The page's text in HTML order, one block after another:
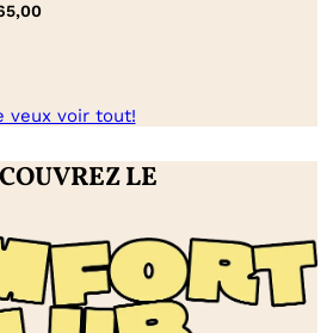
veux voir tout!
LE